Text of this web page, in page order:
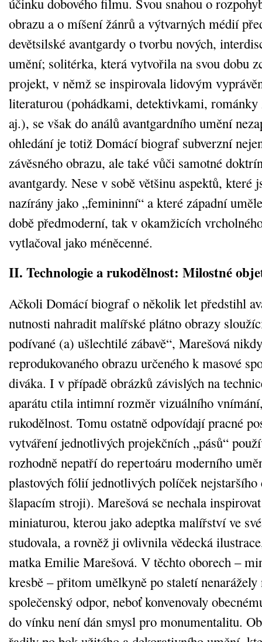
obrazu a o míšení žánrů a výtvarných médií
devětsilské avantgardy o tvorbu nových,
umění; solitérka, která vytvořila na svou dobu
projekt, v němž se inspirovala lidovým
literaturou (pohádkami, detektivkami, románky
aj.), se však do análů avantgardního umění
ohledání je totiž Domácí biograf subverzní
závěsného obrazu, ale také vůči samotné
avantgardy. Nese v sobě většinu aspektů, které
nazírány jako „femininní“ a které západní
době předmoderní, tak v okamžicích
vytlačoval jako méněcenné.
II. Technologie a rukodělnost: Milostné
Ačkoli Domácí biograf o několik let předstihl
nutnosti nahradit malířské plátno obrazy
podívané (a) ušlechtilé zábavě“, Marešová
reprodukovaného obrazu určeného k masové
diváka. I v případě obrázků závislých na
aparátu ctila intimní rozměr vizuálního
rukodělnost. Tomu ostatně odpovídají pracné
vytváření jednotlivých projekčních „pásů“
rozhodně nepatří do repertoáru moderního
plastových fólií jednotlivých políček
šlapacím stroji). Marešová se nechala
miniaturou, kterou jako adeptka malířství ve
studovala, a rovněž ji ovlivnila vědecká
matka Emilie Marešová. V těchto oborech –
kresbě – přitom umělkyně po staletí nenarážely
společenský odpor, neboť konvenovaly
do vínku není dán smysl pro monumentalitu.